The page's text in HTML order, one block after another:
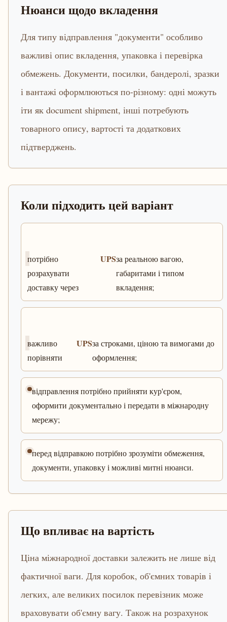
Нюанси щодо вкладення
Для типу відправлення "документи" особливо
важливі опис вкладення, упаковка і перевірка
обмежень. Документи, посилки, бандеролі, зразки
і вантажі оформлюються по-різному: одні можуть
іти як document shipment, інші потребують
товарного опису, вартості та додаткових
підтверджень.
Коли підходить цей варіант
потрібно
розрахувати
доставку через
UPSза реальною вагою,
габаритами і типом
вкладення;
важливо
порівняти
UPSза строками, ціною та вимогами до
оформлення;
відправлення потрібно прийняти кур'єром,
оформити документально і передати в міжнародну
мережу;
перед відправкою потрібно зрозуміти обмеження,
документи, упаковку і можливі митні нюанси.
Що впливає на вартість
Ціна міжнародної доставки залежить не лише від
фактичної ваги. Для коробок, об'ємних товарів і
легких, але великих посилок перевізник може
враховувати об'ємну вагу. Також на розрахунок